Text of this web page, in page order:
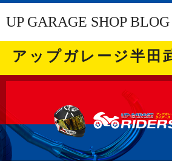
UP GARAGE SHOP BLOG
アップガレージ半田